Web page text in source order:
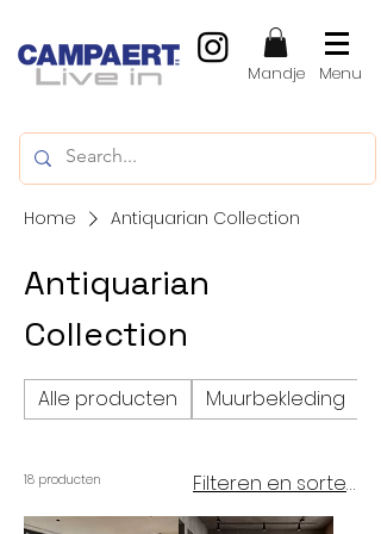
Mandje Menu
Home Antiquarian Collection
Antiquarian
Collection
Alle producten Muurbekleding
18 producten Filteren en sorteren